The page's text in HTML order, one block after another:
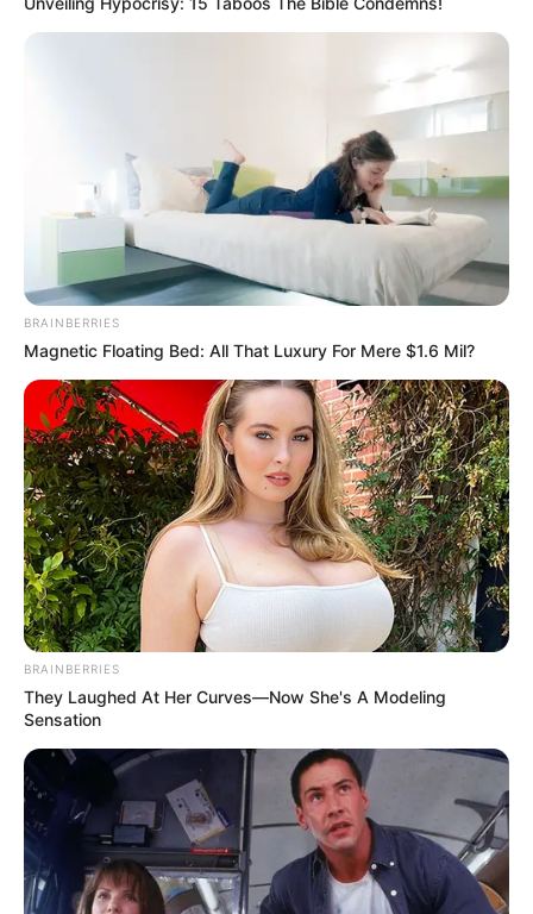
BRAINBERRIES
Magnetic Floating Bed: All That Luxury For Mere $1.6 Mil?
BRAINBERRIES
They Laughed At Her Curves—Now She's A Modeling
Sensation